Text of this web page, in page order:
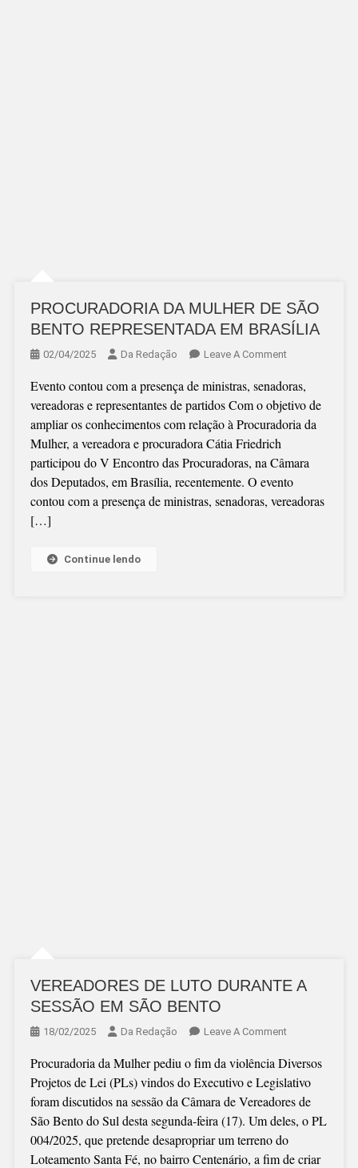
PROCURADORIA DA MULHER DE SÃO
BENTO REPRESENTADA EM BRASÍLIA
02/04/2025 Da Redação Leave A CommentOn
DA
MULHER
DE
BENTO
EM
Evento contou com a presença de ministras, senadoras,
vereadoras e representantes de partidos Com o objetivo de
ampliar os conhecimentos com relação à Procuradoria da
Mulher, a vereadora e procuradora Cátia Friedrich
participou do V Encontro das Procuradoras, na Câmara
dos Deputados, em Brasília, recentemente. O evento
contou com a presença de ministras, senadoras, vereadoras
[…]
Continue lendo
VEREADORES DE LUTO DURANTE A
SESSÃO EM SÃO BENTO
18/02/2025 Da Redação Leave A CommentOn
DE
LUTO
DURANTE
A
SESSÃO
EM
Procuradoria da Mulher pediu o fim da violência Diversos
Projetos de Lei (PLs) vindos do Executivo e Legislativo
foram discutidos na sessão da Câmara de Vereadores de
São Bento do Sul desta segunda-feira (17). Um deles, o PL
004/2025, que pretende desapropriar um terreno do
Loteamento Santa Fé, no bairro Centenário, a fim de criar